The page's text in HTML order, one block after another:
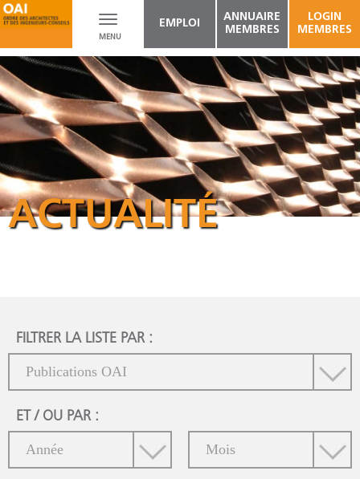
Toggle
navigation
MENU
EMPLOI
ANNUAIRE
MEMBRES
LOGIN
MEMBRES
ACTUALITÉ
FILTRER LA LISTE PAR :
ET / OU PAR :